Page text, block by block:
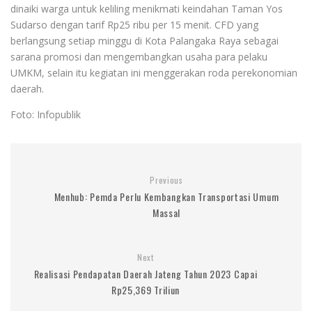
dinaiki warga untuk keliling menikmati keindahan Taman Yos
Sudarso dengan tarif Rp25 ribu per 15 menit. CFD yang
berlangsung setiap minggu di Kota Palangaka Raya sebagai
sarana promosi dan mengembangkan usaha para pelaku
UMKM, selain itu kegiatan ini menggerakan roda perekonomian
daerah.
Foto: Infopublik
Previous
Menhub: Pemda Perlu Kembangkan Transportasi Umum
Massal
Next
Realisasi Pendapatan Daerah Jateng Tahun 2023 Capai
Rp25,369 Triliun